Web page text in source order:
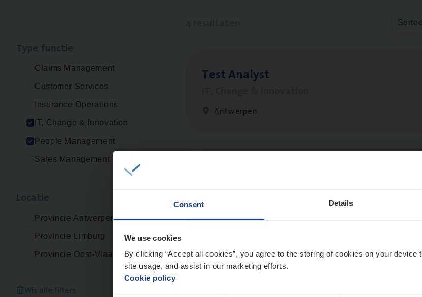
Consent Details
We use cookies
By clicking “Accept all cookies”, you agree to the storing of cookies on your device
site usage, and assist in our marketing efforts.
Cookie policy
Claims Management
Customer Services
Insurance Operations
IT, Change & Innovation
People Management
Sales Management
Provincie Antwerpen
Provincie Limburg
Provincie Oost-Vlaanderen
Wis alle filters
Test Ana­lyst
Antwerpen
Busi­ness Mana­ger Mari­ne Cargo